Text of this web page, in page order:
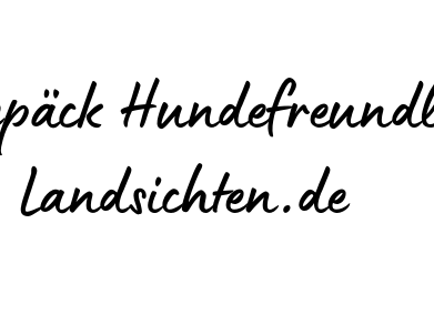
Landsichten.de